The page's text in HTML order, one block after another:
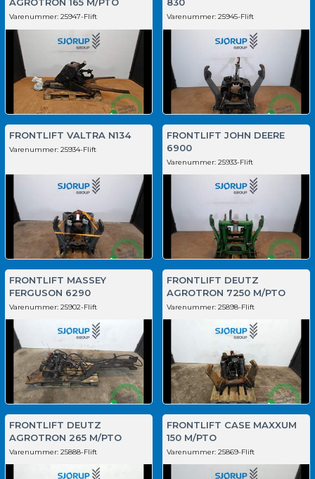
AGROTRON 165 M/PTO
Varenummer: 25947-Flift
830
Varenummer: 25945-Flift
FRONTLIFT VALTRA N134
Varenummer: 25934-Flift
FRONTLIFT JOHN DEERE
6900
Varenummer: 25933-Flift
FRONTLIFT MASSEY
FERGUSON 6290
Varenummer: 25902-Flift
FRONTLIFT DEUTZ
AGROTRON 7250 M/PTO
Varenummer: 25898-Flift
FRONTLIFT DEUTZ
AGROTRON 265 M/PTO
Varenummer: 25888-Flift
FRONTLIFT CASE MAXXUM
150 M/PTO
Varenummer: 25869-Flift